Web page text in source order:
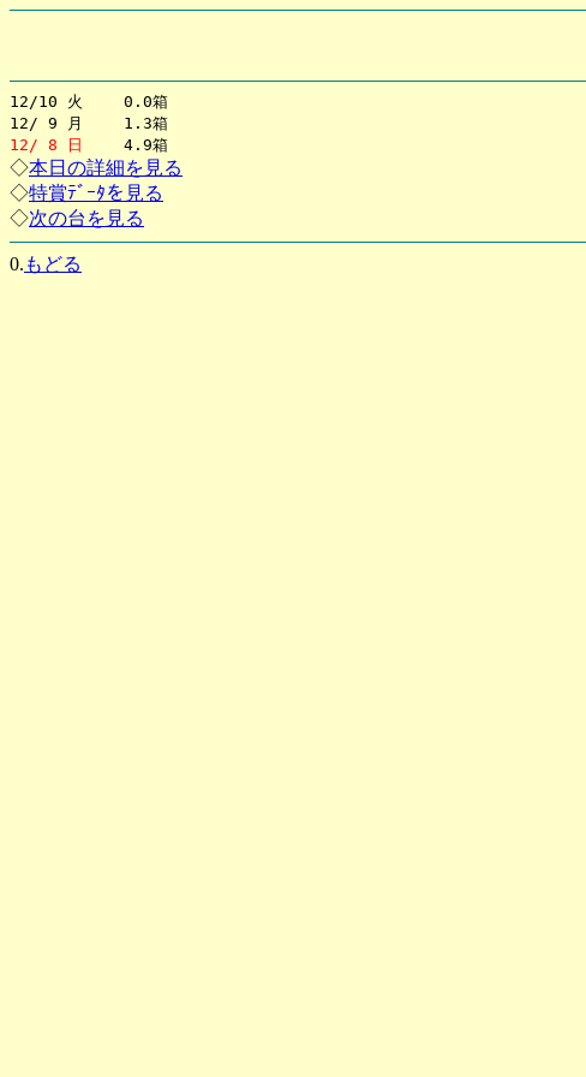
12/10 火 0.0箱
12/ 9 月 1.3箱
12/ 8 日
4.9箱
◇本日の詳細を見る
◇特賞ﾃﾞｰﾀを見る
◇次の台を見る
0. もどる